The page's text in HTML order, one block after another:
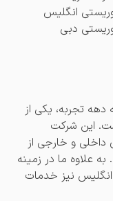
انگلیس
دبی
تجربه، یکی از
این شرکت
و خارجی از
علاوه ما در زمینه
نیز خدمات